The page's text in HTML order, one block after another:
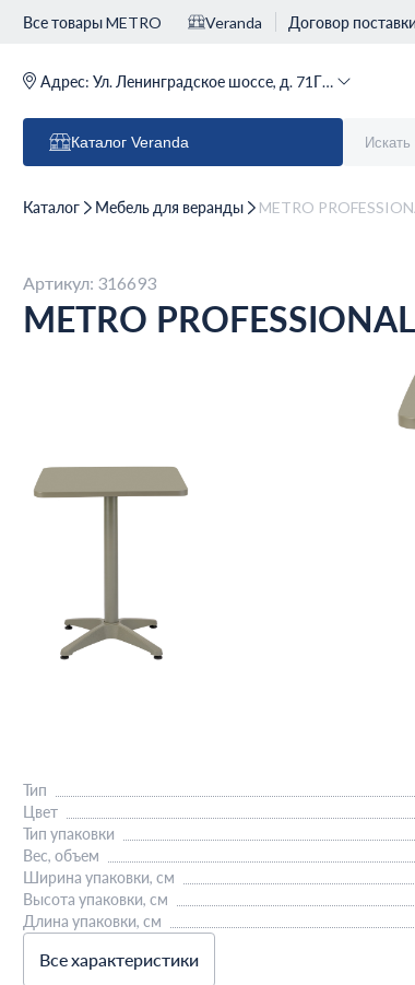
Все товары METRO Veranda Договор
Адрес: Ул. Ленинградское шоссе, д. 71Г (м. Речной вокзал)
Каталог Veranda
Каталог Мебель для веранды METRO
Артикул: 316693
METRO
Тип
Цвет
Тип упаковки
Вес, объем
Ширина упаковки, см
Высота упаковки, см
Длина упаковки, см
Все характеристики